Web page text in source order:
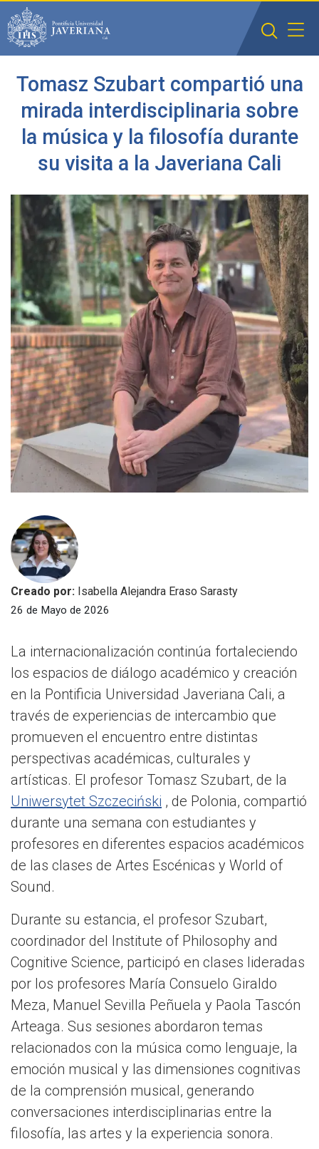
Saltar al contenido principal
Tomasz Szubart compartió una
mirada interdisciplinaria sobre
la música y la filosofía durante
su visita a la Javeriana Cali
Creado por: Isabella Alejandra Eraso Sarasty
26 de Mayo de 2026
La internacionalización continúa fortaleciendo
los espacios de diálogo académico y creación
en la Pontificia Universidad Javeriana Cali, a
través de experiencias de intercambio que
promueven el encuentro entre distintas
perspectivas académicas, culturales y
artísticas. El profesor Tomasz Szubart, de la
Uniwersytet Szczeciński , de Polonia, compartió
durante una semana con estudiantes y
profesores en diferentes espacios académicos
de las clases de Artes Escénicas y World of
Sound.
Durante su estancia, el profesor Szubart,
coordinador del Institute of Philosophy and
Cognitive Science, participó en clases lideradas
por los profesores María Consuelo Giraldo
Meza, Manuel Sevilla Peñuela y Paola Tascón
Arteaga. Sus sesiones abordaron temas
relacionados con la música como lenguaje, la
emoción musical y las dimensiones cognitivas
de la comprensión musical, generando
conversaciones interdisciplinarias entre la
filosofía, las artes y la experiencia sonora.